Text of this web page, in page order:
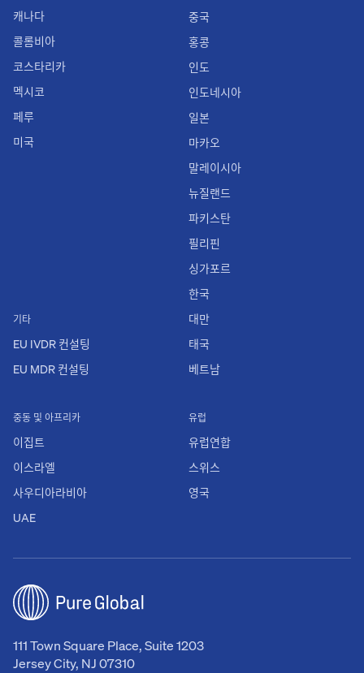
111 Town Square Place, Suite 1203
Jersey City, NJ 07310
캐나다
콜롬비아
코스타리카
멕시코
페루
미국
기타
EU IVDR 컨설팅
EU MDR 컨설팅
유럽
유럽연합
스위스
영국
중동 및 아프리카
이집트
이스라엘
사우디아라비아
UAE
중국
홍콩
인도
인도네시아
일본
마카오
말레이시아
뉴질랜드
파키스탄
필리핀
싱가포르
한국
대만
태국
베트남